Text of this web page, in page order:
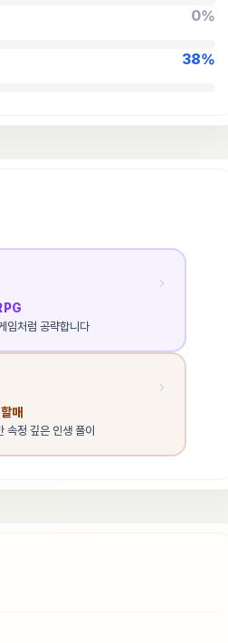
0%
38%
임처럼 공략합니다
매
속정 깊은 인생 풀이